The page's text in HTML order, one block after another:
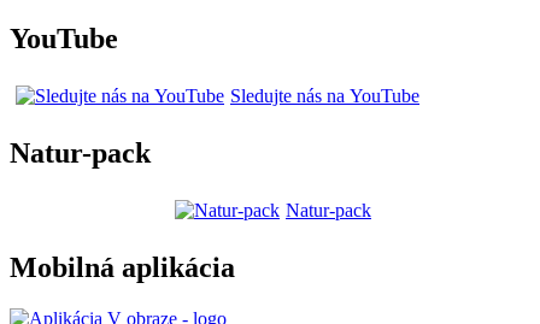
YouTube
Sledujte nás na YouTube
Natur-pack
Natur-pack
Mobilná aplikácia